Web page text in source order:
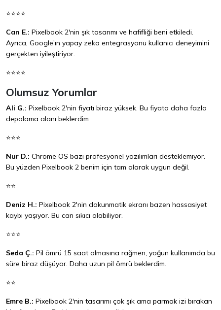
⭐⭐⭐⭐
Can E.: Pixelbook 2'nin şık tasarımı ve hafifliği beni etkiledi.
Ayrıca, Google'ın yapay zeka entegrasyonu kullanıcı deneyimini
gerçekten iyileştiriyor.
⭐⭐⭐⭐
Olumsuz Yorumlar
Ali G.: Pixelbook 2'nin fiyatı biraz yüksek. Bu fiyata daha fazla
depolama alanı beklerdim.
⭐⭐⭐
Nur D.: Chrome OS bazı profesyonel yazılımları desteklemiyor.
Bu yüzden Pixelbook 2 benim için tam olarak uygun değil.
⭐⭐
Deniz H.: Pixelbook 2'nin dokunmatik ekranı bazen hassasiyet
kaybı yaşıyor. Bu can sıkıcı olabiliyor.
⭐⭐⭐
Seda Ç.: Pil ömrü 15 saat olmasına rağmen, yoğun kullanımda bu
süre biraz düşüyor. Daha uzun pil ömrü beklerdim.
⭐⭐
Emre B.: Pixelbook 2'nin tasarımı çok şık ama parmak izi bırakan